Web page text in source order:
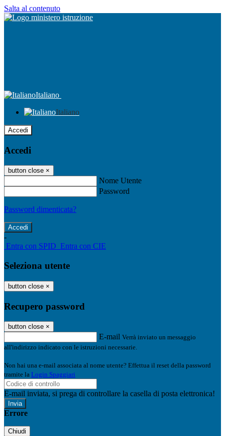
Salta al contenuto
Italiano
Italiano
Accedi
Accedi
button close ×
Nome Utente
Password
Password dimenticata?
-
Entra con SPID Entra con CIE
Seleziona utente
button close ×
Recupero password
button close ×
E-mail Verrà inviato un messaggio
all'indirizzo indicato con le istruzioni necessarie.
Non hai una e-mail associata al nome utente? Effettua il reset della password
tramite la Login Spaggiari
E-mail inviata, si prega di controllare la casella di posta elettronica!
Errore
Chiudi